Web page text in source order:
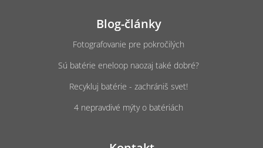
Blog-články
Fotografovanie pre pokročilých
Sú batérie eneloop naozaj také dobré?
Recykluj batérie - zachrániš svet!
4 nepravdivé mýty o batériách